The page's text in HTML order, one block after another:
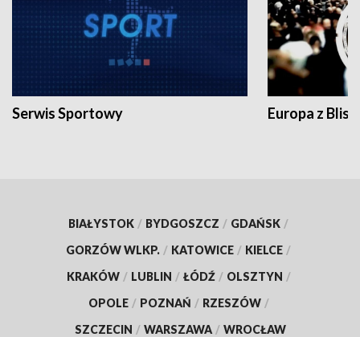
Serwis Sportowy Europa z
BIAŁYSTOK / BYDGOSZCZ / GDAŃSK /
GORZÓW WLKP. / KATOWICE / KIELCE /
KRAKÓW / LUBLIN / ŁÓDŹ / OLSZTYN /
OPOLE / POZNAŃ / RZESZÓW /
SZCZECIN / WARSZAWA / WROCŁAW